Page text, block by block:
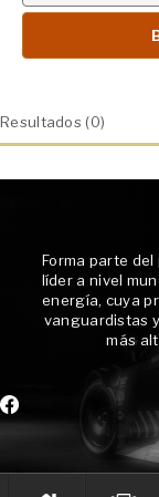
Resultados (0)
Forma parte
líder a nivel
energía, cuya
vanguardistas
más